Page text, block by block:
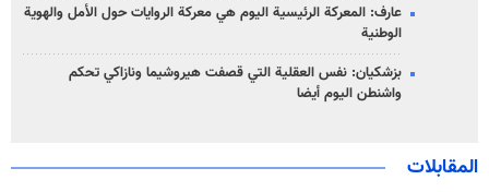
عارف: المعركة الرئيسية اليوم هي معركة الروايات حول الأمل والهوية
الوطنية
بزشكيان: نفس العقلية التي قصفت هيروشيما ونازاكي تحكم
واشنطن اليوم أيضا
المقابلات